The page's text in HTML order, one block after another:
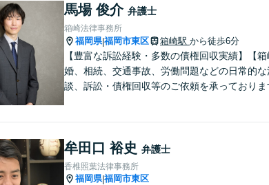
馬場 俊介 弁護士
箱崎法律事務所
福岡県|福岡市東区 箱崎駅 から徒歩6分
【豊富な訴訟経験・多数の債権回収実績】【
婚、相続、交通事故、労働問題などの日常的
談、訴訟・債権回収等のご依頼を承っておりま
牟田口 裕史 弁護士
香椎照葉法律事務所
福岡県|福岡市東区